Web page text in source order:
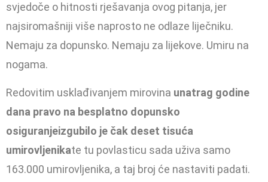
svjedoče o hitnosti rješavanja ovog pitanja, jer
najsiromašniji više naprosto ne odlaze liječniku.
Nemaju za dopunsko. Nemaju za lijekove. Umiru na
nogama.
Redovitim usklađivanjem mirovina unatrag godine
dana pravo na besplatno dopunsko
osiguranjeizgubilo je čak deset tisuća
umirovljenikate tu povlasticu sada uživa samo
163.000 umirovljenika, a taj broj će nastaviti padati.